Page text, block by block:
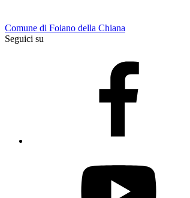
Comune di Foiano della Chiana
Seguici su